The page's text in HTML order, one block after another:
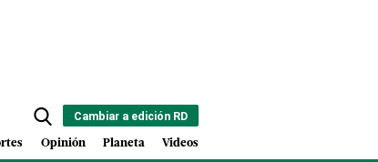
Cambiar a edición RD
Opinión Planeta Videos